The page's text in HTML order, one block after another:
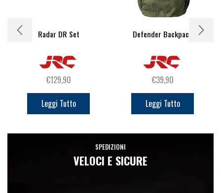
Radar DR Set
€129,90
Leggi Tutto
Defender Backpack
€39,90
Leggi Tutto
SPEDIZIONI
VELOCI E SICURE